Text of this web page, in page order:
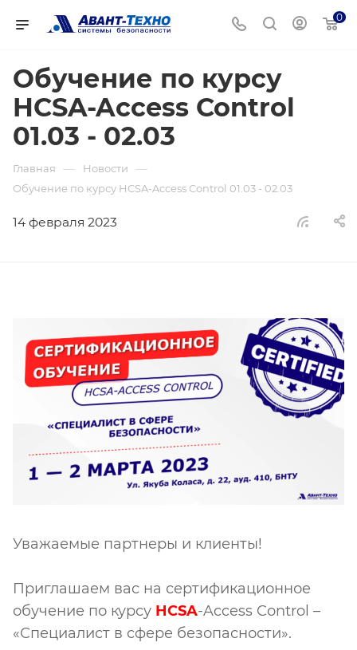
0
Обучение по курсу
HCSA-Access Control
01.03 - 02.03
Главная — Новости —
Обучение по курсу HCSA-Access Control 01.03 - 02.03
14 февраля 2023
Уважаемые партнеры и клиенты!
Приглашаем вас на сертификационное
обучение по курсу HCSA-Access Control –
«Специалист в сфере безопасности».